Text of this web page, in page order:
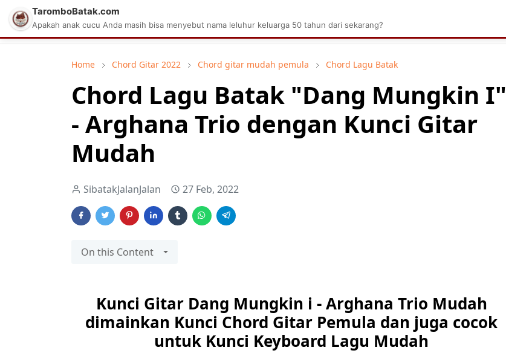
Matius Celcius Sinaga Aplikasi Pabrik Kelapa Sawit Tarombo Batak
Home Chord Gitar 2022 Chord gitar mudah pemula Chord Lagu Batak
Chord Lagu Batak "Dang Mungkin I"
- Arghana Trio dengan Kunci Gitar
Mudah
SibatakJalanJalan 27 Feb, 2022
On this Content
Kunci Gitar Dang Mungkin i - Arghana Trio Mudah
dimainkan Kunci Chord Gitar Pemula dan juga cocok
untuk Kunci Keyboard Lagu Mudah
TaromboBatak.com
Apakah anak cucu Anda masih bisa menyebut nama leluhur keluarga 50 tahun dari sekarang?